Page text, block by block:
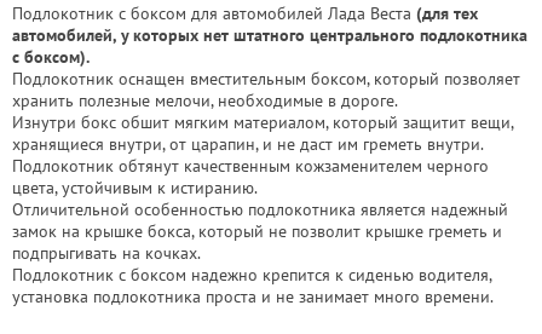
Подлокотник с боксом для автомобилей Лада Веста (для тех
автомобилей, у которых нет штатного центрального подлокотника
с боксом).
Подлокотник оснащен вместительным боксом, который позволяет
хранить полезные мелочи, необходимые в дороге.
Изнутри бокс обшит мягким материалом, который защитит вещи,
хранящиеся внутри, от царапин, и не даст им греметь внутри.
Подлокотник обтянут качественным кожзаменителем черного
цвета, устойчивым к истиранию.
Отличительной особенностью подлокотника является надежный
замок на крышке бокса, который не позволит крышке греметь и
подпрыгивать на кочках.
Подлокотник с боксом надежно крепится к сиденью водителя,
установка подлокотника проста и не занимает много времени.